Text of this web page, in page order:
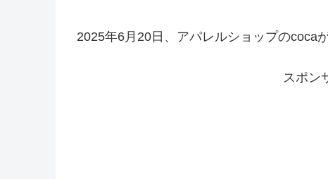
2025年6月20日、アパレルショップのcoca
スポン